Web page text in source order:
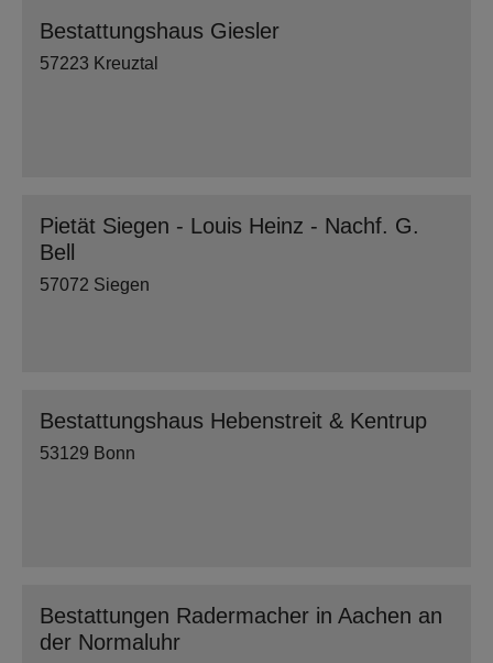
Bestattungshaus Giesler
57223 Kreuztal
Pietät Siegen - Louis Heinz - Nachf. G.
Bell
57072 Siegen
Bestattungshaus Hebenstreit & Kentrup
53129 Bonn
Bestattungen Radermacher in Aachen an
der Normaluhr